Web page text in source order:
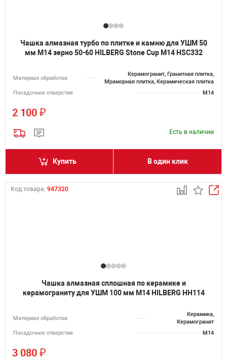
Чашка алмазная турбо по плитке и камню для УШМ 50
мм M14 зерно 50-60 HILBERG Stone Cup М14 HSC332
Материал обработки
Керамогранит, Гранитная плитка,
Мраморная плитка, Керамическая плитка
Посадочное отверстие
M14
2 100 ₽
Есть в наличии
Купить В один клик
Код товара: 947320
Чашка алмазная сплошная по керамике и
керамограниту для УШМ 100 мм M14 HILBERG HH114
Материал обработки
Керамика,
Керамогранит
Посадочное отверстие
M14
3 080 ₽